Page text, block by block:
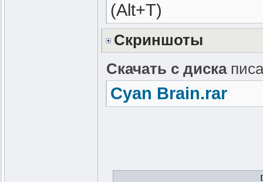
(Alt+T)
Скриншоты
Скачать с диска
Cyan Brain.rar